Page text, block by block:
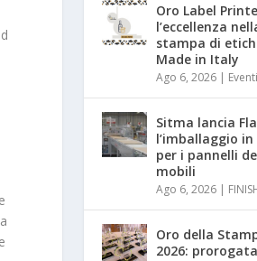
Oro Label
l’eccellenza
stampa di
Made in Italy
Ago 6, 2026 | Eventi
Sitma lancia
l’imballaggio
per i pannelli
mobili
Ago 6, 2026 |
Oro della
2026: